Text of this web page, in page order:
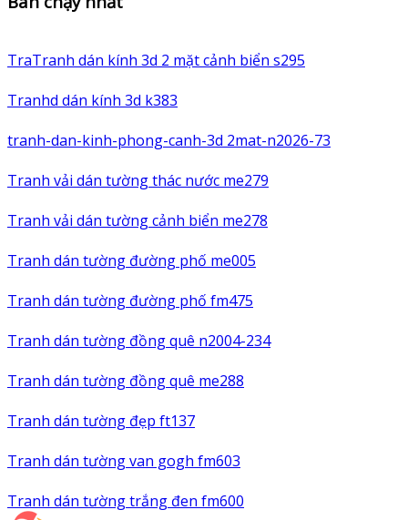
TraTranh dán kính 3d 2 mặt cảnh biển s295
Tranhd dán kính 3d k383
tranh-dan-kinh-phong-canh-3d 2mat-n2026-73
Tranh vải dán tường thác nước me279
Tranh vải dán tường cảnh biển me278
Tranh dán tường đường phố me005
Tranh dán tường đường phố fm475
Tranh dán tường đồng quê n2004-234
Tranh dán tường đồng quê me288
Tranh dán tường đẹp ft137
Tranh dán tường van gogh fm603
Tranh dán tường trắng đen fm600